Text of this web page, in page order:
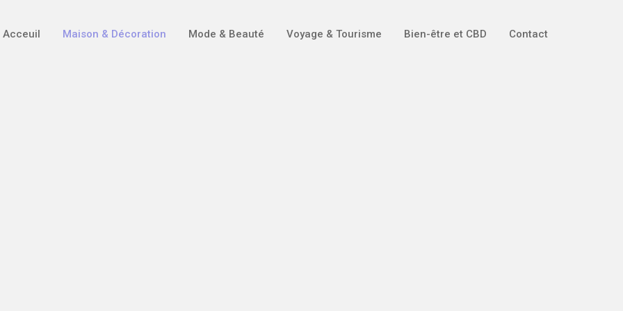
Acceuil Maison & Décoration Mode & Beauté Voyage & Tourisme Bien-être et CBD Contact